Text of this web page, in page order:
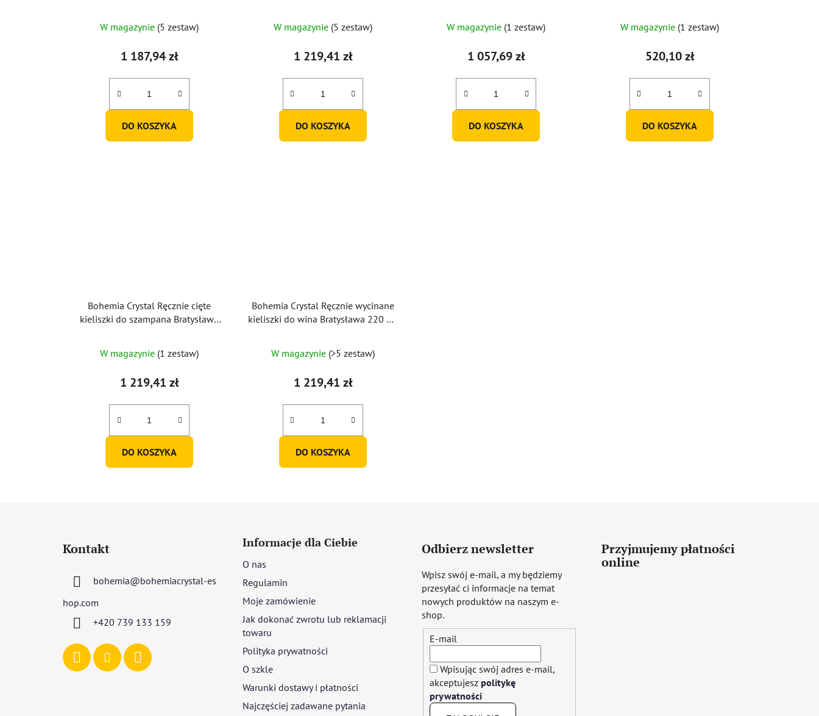
W magazynie (5 zestaw)
1 187,94 zł
DO KOSZYKA
W magazynie (5 zestaw)
1 219,41 zł
DO KOSZYKA
W magazynie (1 zestaw)
1 057,69 zł
DO KOSZYKA
W magazynie (1 zestaw)
520,10 zł
DO KOSZYKA
Bohemia Crystal Ręcznie cięte
kieliszki do szampana Bratysława
W magazynie (1 zestaw)
1 219,41 zł
DO KOSZYKA
Bohemia Crystal Ręcznie wycinane
kieliszki do wina Bratysława 220 ml
W magazynie (>5 zestaw)
1 219,41 zł
DO KOSZYKA
Kontakt
bohemia@bohemiacrystal-es
hop.com
+420 739 133 159
Informacje dla Ciebie
O nas
Regulamin
Moje zamówienie
Jak dokonać zwrotu lub reklamacji
towaru
Polityka prywatności
O szkle
Warunki dostawy i płatności
Najczęściej zadawane pytania
Odbierz newsletter
Wpisz swój e-mail, a my będziemy
przesyłać ci informacje na temat
nowych produktów na naszym e-
shop.
E-mail
Wpisując swój adres e-mail,
akceptujesz politykę
prywatności
Przyjmujemy płatności
online